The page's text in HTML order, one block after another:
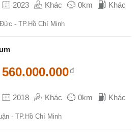
2023 Khác 0km Khác
- TP.Hồ Chí Minh
2018 Khác 0km Khác
560.000.000đ
- TP.Hồ Chí Minh